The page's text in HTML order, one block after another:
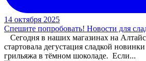
14 октября 2025
Спешите попробовать! Новости для
Сегодня в наших магазинах на
стартовала дегустация сладкой
грильяжа в тёмном шоколаде. Если...